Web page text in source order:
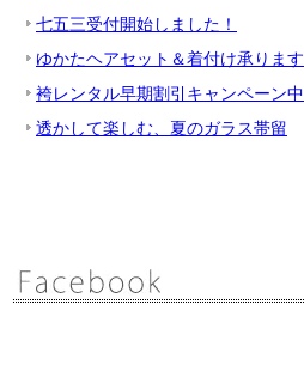
七五三受付開始しました！
ゆかたヘアセット＆着付け承ります
袴レンタル早期割引キャンペーン中
透かして楽しむ、夏のガラス帯留